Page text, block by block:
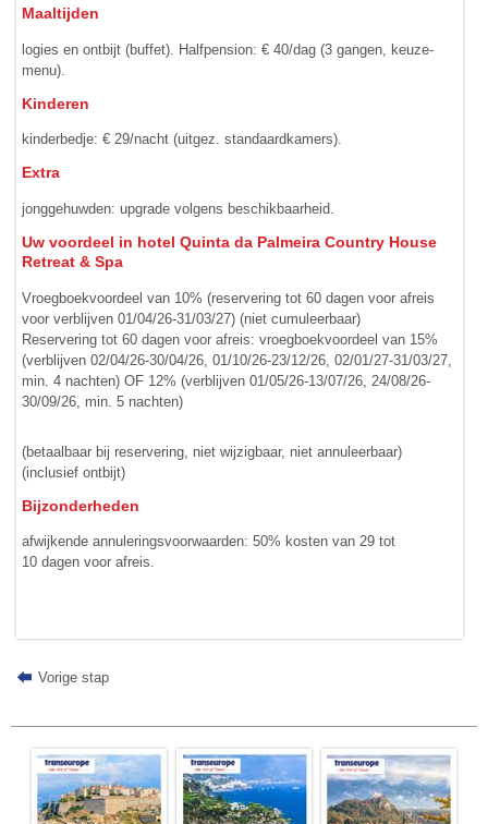
Maaltijden
logies en ontbijt (buffet). Halfpension: € 40/dag (3 gangen, keuze­
menu).
Kinderen
kinderbedje: € 29/nacht (uitgez. standaardkamers).
Extra
jonggehuwden: upgrade volgens beschikbaarheid.
Uw voordeel in hotel Quinta da Palmeira Country House
Retreat & Spa
Vroegboekvoordeel van 10% (reservering tot 60 dagen voor afreis
voor verblijven 01/04/26-31/03/27) (niet cumuleerbaar)
Reservering tot 60 dagen voor afreis: vroegboekvoordeel van 15%
(verblijven 02/04/26-30/04/26, 01/10/26-23/12/26, 02/01/27-31/03/27,
min. 4 nachten) OF 12% (verblijven 01/05/26-13/07/26, 24/08/26-
30/09/26, min. 5 nachten)
(betaalbaar bij reservering, niet wijzigbaar, niet annuleerbaar)
(inclusief ontbijt)
Bijzonderheden
afwijkende annuleringsvoorwaarden: 50% kosten van 29 tot
10 dagen voor afreis.
Vorige stap